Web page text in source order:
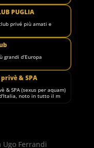
PUGLIA
privé più amati e
d’Europa
& SPA
& SPA (sexus per aquam)
noto in tutto il m
Ugo Ferrandi